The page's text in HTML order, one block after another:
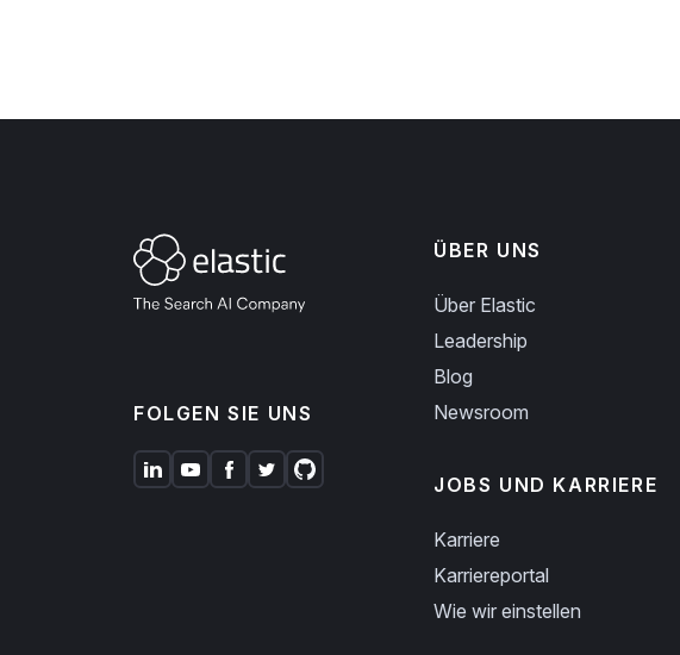
FOLGEN SIE UNS
ÜBER UNS
Über Elastic
Leadership
Blog
Newsroom
JOBS UND KARRIERE
Karriere
Karriereportal
Wie wir einstellen